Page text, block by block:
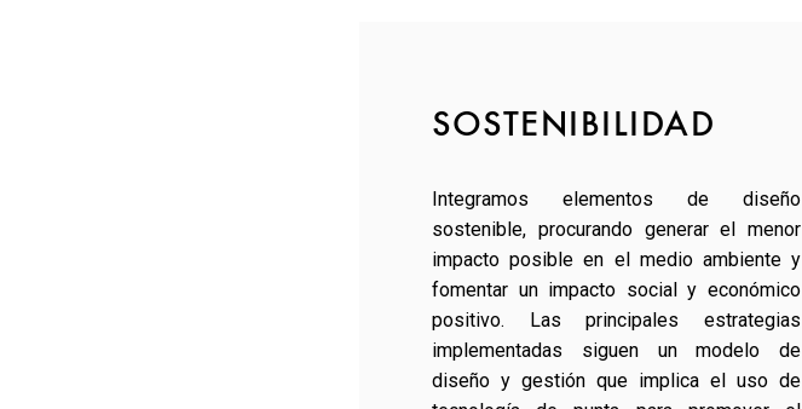
SOSTENIBILIDAD
Integramos elementos de diseño
sostenible, procurando generar el menor
impacto posible en el medio ambiente y
fomentar un impacto social y económico
positivo. Las principales estrategias
implementadas siguen un modelo de
diseño y gestión que implica el uso de